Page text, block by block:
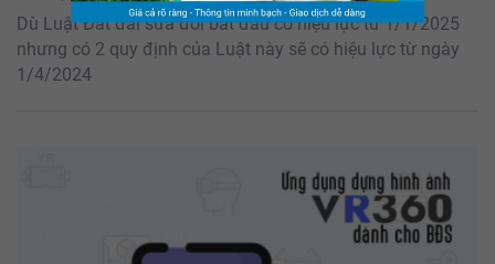
Dù Luật Đất đai sửa đổi bắt đầu có hiệu lực từ 1/1/2025
nhưng có 2 quy định của Luật này sẽ có hiệu lực từ ngày
1/4/2024